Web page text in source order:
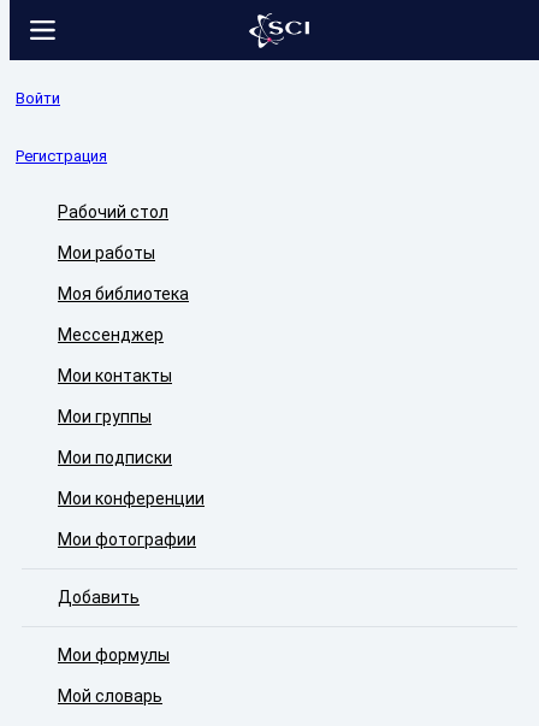
Войти
Регистрация
Рабочий стол
Мои работы
Моя библиотека
Мессенджер
Мои контакты
Мои группы
Мои подписки
Мои конференции
Мои фотографии
Добавить
Мои формулы
Мой словарь